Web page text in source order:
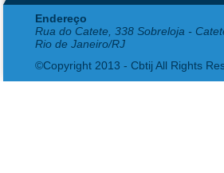
Endereço
Rua do Catete, 338 Sobreloja -
Rio de Janeiro/RJ
©Copyright 2013 - Cbtij All Rights